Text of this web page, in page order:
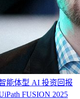
能体型 AI 投资回报
FUSION 2025